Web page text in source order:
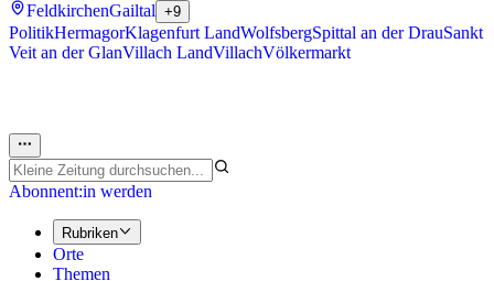
FeldkirchenGailtal +9
PolitikHermagorKlagenfurt LandWolfsbergSpittal an der DrauSankt
Veit an der GlanVillach LandVillachVölkermarkt
Abonnent:in werden
Rubriken
Orte
Themen